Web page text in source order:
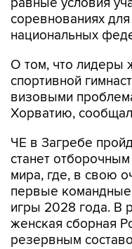
соревнованиях
национальных
О том, что лидеры
спортивной
визовыми
Хорватию,
ЧЕ в Загребе
станет
мира, где, в свою
первые
игры 2028 года. В
женская сборная
резервным